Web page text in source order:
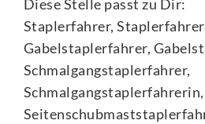
Diese Stelle passt zu Dir:
Staplerfahrer,
Gabelstaplerfahrer,
Schmalgangstaplerfahrer,
Schmalgangstaplerfahrerin,